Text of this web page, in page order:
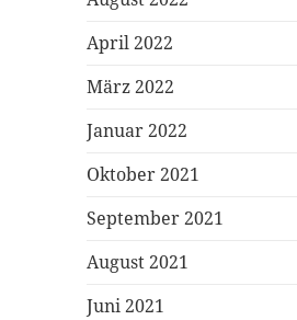
April 2022
März 2022
Januar 2022
Oktober 2021
September 2021
August 2021
Juni 2021